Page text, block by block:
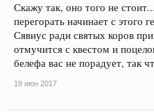
Скажу так, оно того не
перегорать начинает с этого
Сявиус ради святых коров
отмучится с квестом и
белефа вас не порадует, так
19 июн 2017